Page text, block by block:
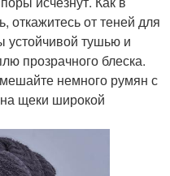
откажитесь от теней для
устойчивой тушью и
прозрачного блеска.
немного румян с
щеки широкой